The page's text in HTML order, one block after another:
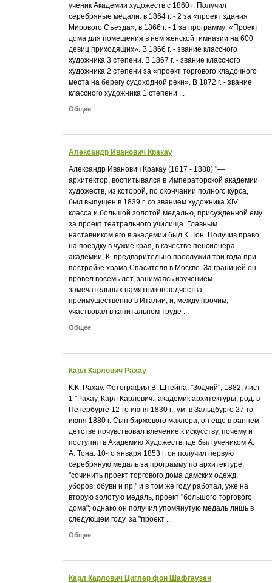
ученик Академии художеств с 1860 г. Получил
серебряные медали: в 1864 г. - 2 за «проект здания
Мирового Съезда»; в 1866 г. - 1 за программу: «Проект
дома для помещения в нем женской гимназии на 600
девиц приходящих». В 1866 г. - звание классного
художника 3 степени. В 1867 г. - звание классного
художника 2 степени за «проект торгового кладочного
места на берегу судоходной реки». В 1872 г. - звание
классного художника 1 степени ...
Общее
Александр Иванович Кракау
Александр Иванович Кракау (1817 - 1888) "—
архитектор, воспитывался в Императорской академии
художеств, из которой, по окончании полного курса,
был выпущен в 1839 г. со званием художника XIV
класса и большой золотой медалью, присужденной ему
за проект театрального училища. Главным
наставником его в академии был К. Тон. Получив право
на поездку в чужие края, в качестве пенсионера
академии, К. предварительно прослужил три года при
постройке храма Спасителя в Москве. За границей он
провел восемь лет, занимаясь изучением
замечательных памятников зодчества,
преимущественно в Италии, и, между прочим,
участвовал в капитальном труде ...
Общее
Карл Карлович Рахау
К.К. Рахау. Фотография В. Штейна. "Зодчий", 1882, лист
1 "Рахау, Карл Карлович., академик архитектуры; род. в
Петербурге 12-го июня 1830 г., ум. в Зальцбурге 27-го
июня 1880 г. Сын биржевого маклера, он еще в раннем
детстве почувствовал влечение к искусству, почему и
поступил в Академию Художеств, где был учеником А.
А. Тона. 10-го января 1853 г. он получил первую
серебряную медаль за программу по архитектуре:
"сочинить проект торгового дома дамских одежд,
уборов, обуви и пр." и в том же году работал, уже на
вторую золотую медаль, проект "большого торгового
дома"; однако он получил упомянутую медаль лишь в
следующем году, за "проект ...
Общее
Карл Карлович Циглер фон Шафгаузен